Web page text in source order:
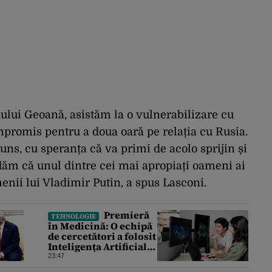
Geoană, asistăm la o vulnerabilizare cu
pentru a doua oară pe relația cu Rusia.
cu speranța că va primi de acolo sprijin și
că unul dintre cei mai apropiați oameni ai
lui Vladimir Putin, a spus Lasconi.
TEHNOLOGIE
Premieră
în Medicină: O echipă
de cercetători a folosit
Inteligența Artificială
pentru a crea primele
23:47